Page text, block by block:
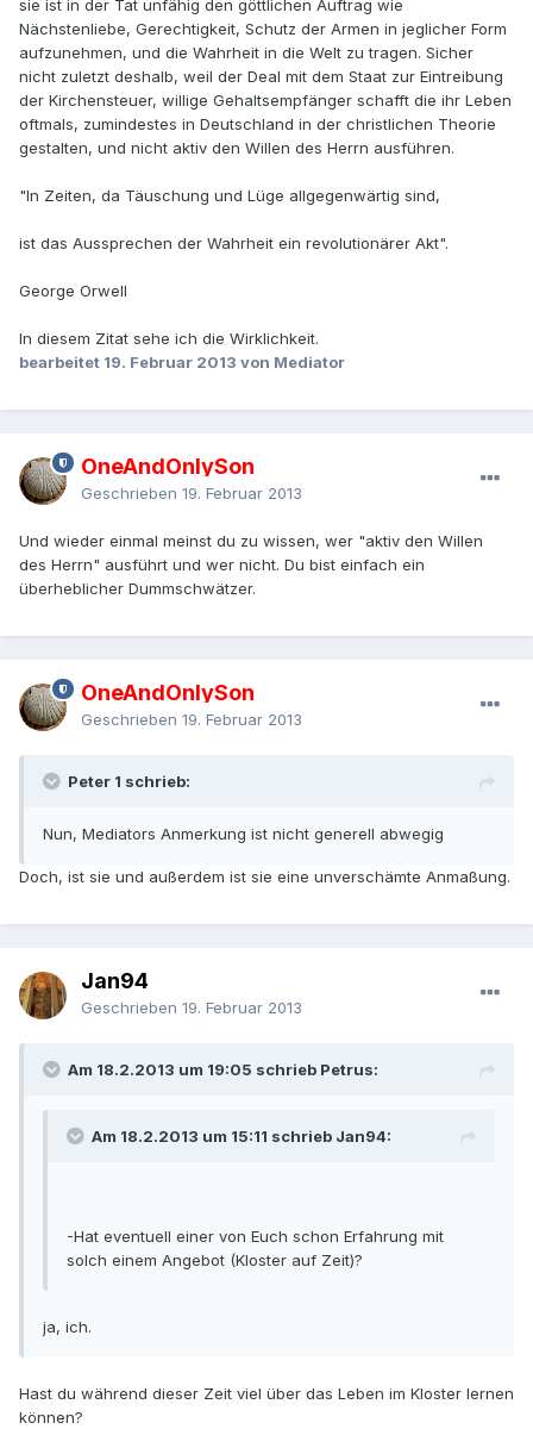
sie ist in der Tat unfähig den göttlichen Auftrag wie
Nächstenliebe, Gerechtigkeit, Schutz der Armen in jeglicher Form
aufzunehmen, und die Wahrheit in die Welt zu tragen. Sicher
nicht zuletzt deshalb, weil der Deal mit dem Staat zur Eintreibung
der Kirchensteuer, willige Gehaltsempfänger schafft die ihr Leben
oftmals, zumindestes in Deutschland in der christlichen Theorie
gestalten, und nicht aktiv den Willen des Herrn ausführen.
"In Zeiten, da Täuschung und Lüge allgegenwärtig sind,
ist das Aussprechen der Wahrheit ein revolutionärer Akt".
George Orwell
In diesem Zitat sehe ich die Wirklichkeit.
bearbeitet 19. Februar 2013 von Mediator
OneAndOnlySon
Geschrieben 19. Februar 2013
Und wieder einmal meinst du zu wissen, wer "aktiv den Willen
des Herrn" ausführt und wer nicht. Du bist einfach ein
überheblicher Dummschwätzer.
OneAndOnlySon
Geschrieben 19. Februar 2013
Peter 1 schrieb:
Nun, Mediators Anmerkung ist nicht generell abwegig
Doch, ist sie und außerdem ist sie eine unverschämte Anmaßung.
Jan94
Geschrieben 19. Februar 2013
Am 18.2.2013 um 19:05 schrieb Petrus:
Am 18.2.2013 um 15:11 schrieb Jan94:
-Hat eventuell einer von Euch schon Erfahrung mit
solch einem Angebot (Kloster auf Zeit)?
ja, ich.
Hast du während dieser Zeit viel über das Leben im Kloster lernen
können?